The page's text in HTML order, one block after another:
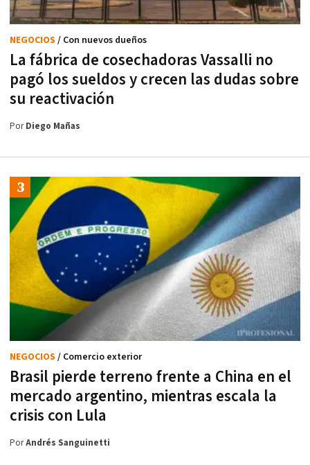
La fábrica de cosechadoras Vassalli no
pagó los sueldos y crecen las dudas sobre
su reactivación
NEGOCIOS / Con nuevos dueños
PorDiego Mañas
Brasil pierde terreno frente a China en el
mercado argentino, mientras escala la
crisis con Lula
NEGOCIOS / Comercio exterior
PorAndrés Sanguinetti